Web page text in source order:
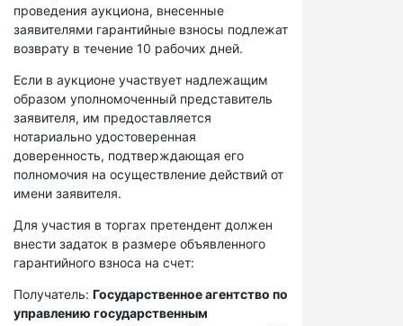
проведения аукциона, внесенные
заявителями гарантийные взносы подлежат
возврату в течение 10 рабочих дней.
Если в аукционе участвует надлежащим
образом уполномоченный представитель
заявителя, им предоставляется
нотариально удостоверенная
доверенность, подтверждающая его
полномочия на осуществление действий от
имени заявителя.
Для участия в торгах претендент должен
внести задаток в размере объявленного
гарантийного взноса на счет:
Получатель: Государственное агентство по
управлению государственным